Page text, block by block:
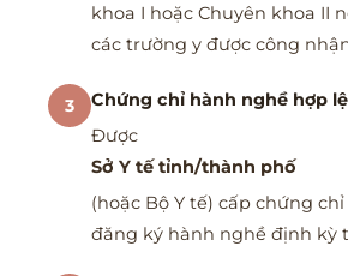
khoa I hoặc Chuyên khoa II
các trường y được công
3
Chứng chỉ hành nghề hợp lệ
Được
Sở Y tế tỉnh/thành phố
(hoặc Bộ Y tế) cấp chứng
đăng ký hành nghề định kỳ